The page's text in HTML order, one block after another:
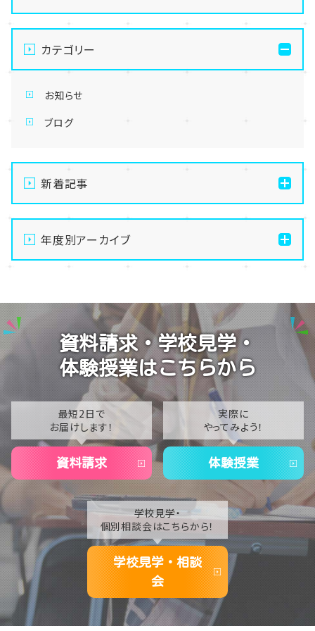
カテゴリー
お知らせ
ブログ
新着記事
【高崎】学校を変えたい、進路に迷っていると感じてい
るみなさんへ
【高崎】夏季休暇のお知らせ
【高崎】近況報告
【高崎】New☆音楽レッスン
年度別アーカイブ
2024
2023
2022
2020
資料請求・学校見学・
体験授業はこちらから
最短2日で
お届けします！
資料請求
実際に
やってみよう！
体験授業
学校見学・
個別相談会はこちらから！
学校見学・相談
会